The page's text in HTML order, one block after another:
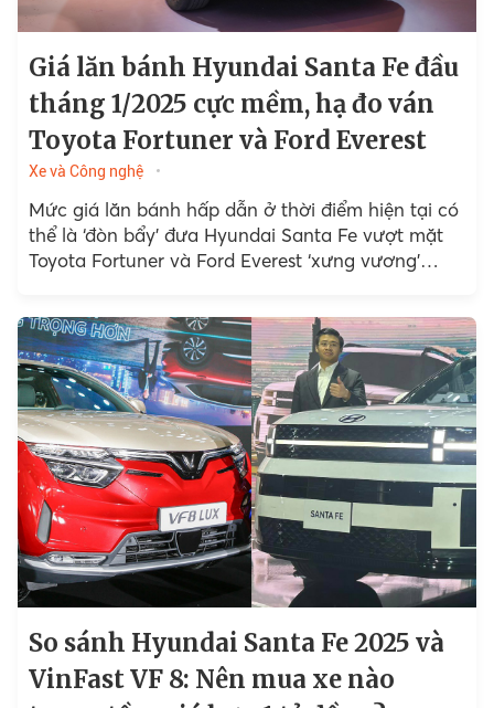
Giá lăn bánh Hyundai Santa Fe đầu
tháng 1/2025 cực mềm, hạ đo ván
Toyota Fortuner và Ford Everest
Xe và Công nghệ
Mức giá lăn bánh hấp dẫn ở thời điểm hiện tại có
thể là ‘đòn bẩy’ đưa Hyundai Santa Fe vượt mặt
Toyota Fortuner và Ford Everest ‘xưng vương’
So sánh Hyundai Santa Fe 2025 và
VinFast VF 8: Nên mua xe nào